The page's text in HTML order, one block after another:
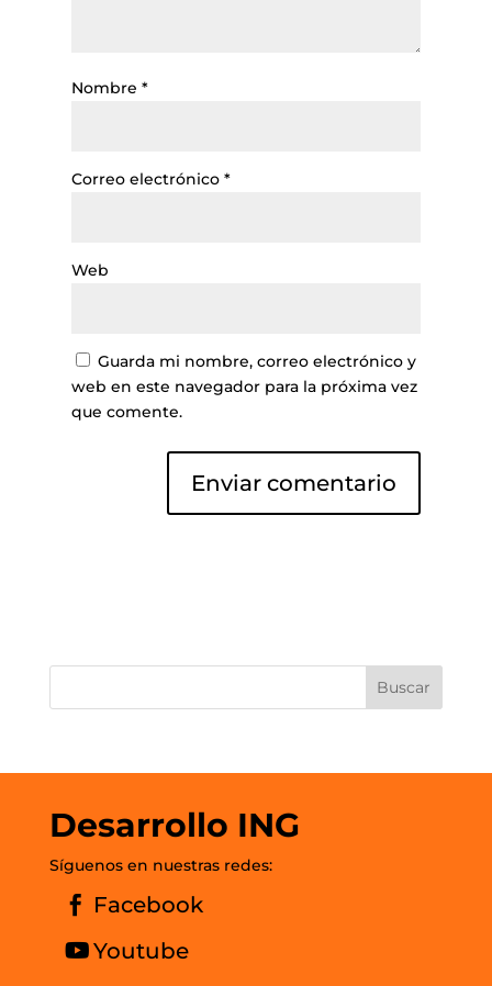
Nombre *
Correo electrónico *
Web
Guarda mi nombre, correo electrónico y
web en este navegador para la próxima vez
que comente.
Desarrollo ING
Síguenos en nuestras redes:
Facebook
Youtube